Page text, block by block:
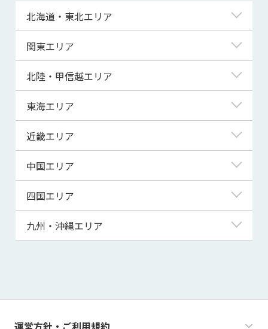
北海道・東北エリア
北海道
青森県
宮城県
秋田県
山形県
関東エリア
東京都
神奈川県
埼玉県
千葉県
茨城県
群馬県
北陸・甲信越エリア
新潟県
富山県
福井県
山梨県
長野県
東海エリア
岐阜県
静岡県
三重県
近畿エリア
滋賀県
京都府
大阪府
兵庫県
和歌山県
中国エリア
鳥取県
島根県
山口県
四国エリア
徳島県
高知県
九州・沖縄エリア
運営方針・ご利用規約